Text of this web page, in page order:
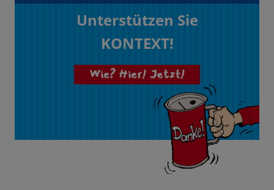
Unterstützen Sie
KONTEXT!
Wie? Hier! Jetzt!